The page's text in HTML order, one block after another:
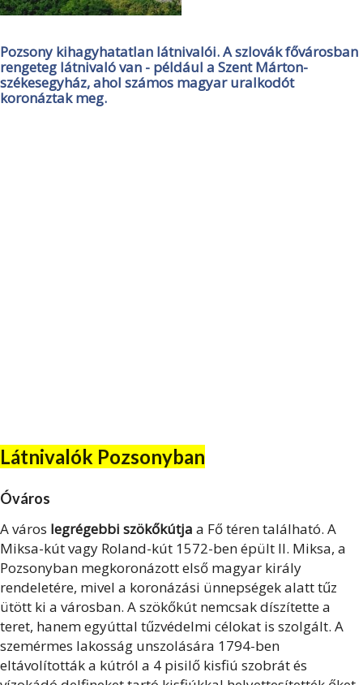
Pozsony kihagyhatatlan látnivalói. A szlovák fővárosban
rengeteg látnivaló van - például a Szent Márton-
székesegyház, ahol számos magyar uralkodót
koronáztak meg.
Látnivalók Pozsonyban
Óváros
A város legrégebbi szökőkútja a Fő téren található. A
Miksa-kút vagy Roland-kút 1572-ben épült II. Miksa, a
Pozsonyban megkoronázott első magyar király
rendeletére, mivel a koronázási ünnepségek alatt tűz
ütött ki a városban. A szökőkút nemcsak díszítette a
teret, hanem egyúttal tűzvédelmi célokat is szolgált. A
szemérmes lakosság unszolására 1794-ben
eltávolították a kútról a 4 pisilő kisfiú szobrát és